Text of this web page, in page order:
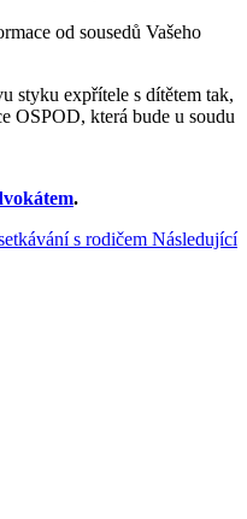
od sousedů Vašeho
styku expřítele s dítětem tak,
OSPOD, která bude u soudu
.
s rodičem Následující